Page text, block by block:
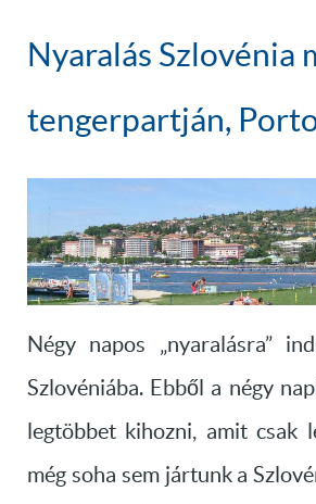
Nyaralás Szlovénia
tengerpartján,
Négy napos „nyaralásra”
Szlovéniába. Ebből a négy
legtöbbet kihozni, amit csak
még soha sem jártunk a